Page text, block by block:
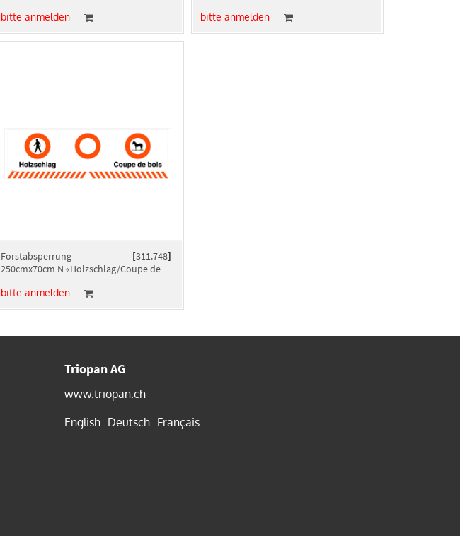
bitte anmelden bitte anmelden
[311.748]
Forstabsperrung
250cmx70cm N «Holzschlag/Coupe de
bitte anmelden
Triopan AG
www.triopan.ch
English Deutsch Français